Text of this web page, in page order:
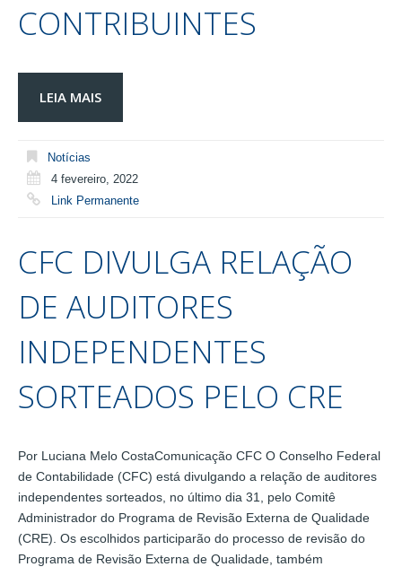
CONTRIBUINTES
LEIA MAIS
Notícias
4 fevereiro, 2022
Link Permanente
CFC DIVULGA RELAÇÃO
DE AUDITORES
INDEPENDENTES
SORTEADOS PELO CRE
Por Luciana Melo CostaComunicação CFC O Conselho Federal
de Contabilidade (CFC) está divulgando a relação de auditores
independentes sorteados, no último dia 31, pelo Comitê
Administrador do Programa de Revisão Externa de Qualidade
(CRE). Os escolhidos participarão do processo de revisão do
Programa de Revisão Externa de Qualidade, também